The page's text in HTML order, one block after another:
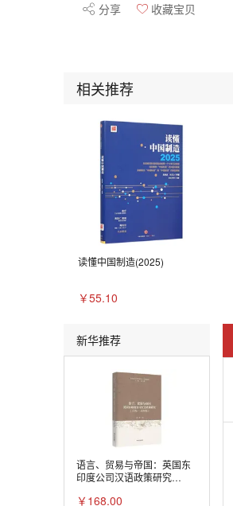
分享 收藏宝贝
相关推荐
读懂中国制造(2025)
￥55.10
新华推荐
语言、贸易与帝国：英国东
印度公司汉语政策研究
￥168.00